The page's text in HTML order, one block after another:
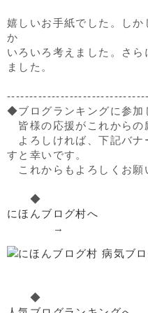
嬉しいお手紙でした。し
か
いろいろ考えました。さ
ました。
◆ブログランキングに参加
皆様の応援がこれからの
よろしければ、下記バナ
すと幸いです。
これからもよろしくお願
◆
にほんブログ村へ
→
◆